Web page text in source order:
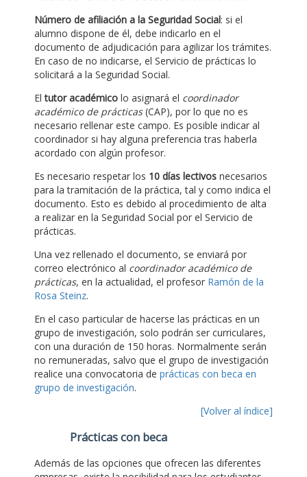
Número de afiliación a la Seguridad Social: si el
alumno dispone de él, debe indicarlo en el
documento de adjudicación para agilizar los trámites.
En caso de no indicarse, el Servicio de prácticas lo
solicitará a la Seguridad Social.
Eltutor académico lo asignará el coordinador
académico de prácticas(CAP), por lo que no es
necesario rellenar este campo. Es posible indicar al
coordinador si hay alguna preferencia tras haberla
acordado con algún profesor.
Es necesario respetar los 10 días lectivos necesarios
para la tramitación de la práctica, tal y como indica el
documento. Esto es debido al procedimiento de alta
a realizar en la Seguridad Social por el Servicio de
prácticas.
Una vez rellenado el documento, se enviará por
correo electrónico al coordinador académico de
prácticas, en la actualidad, el profesor Ramón de la
Rosa Steinz.
En el caso particular de hacerse las prácticas en un
grupo de investigación, solo podrán ser curriculares,
con una duración de 150 horas. Normalmente serán
no remuneradas, salvo que el grupo de investigación
realice una convocatoria de prácticas con beca en
grupo de investigación.
[Volver al índice]
Prácticas con beca
Además de las opciones que ofrecen las diferentes